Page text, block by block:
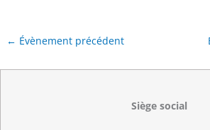
← Évènement précédent
Siège social